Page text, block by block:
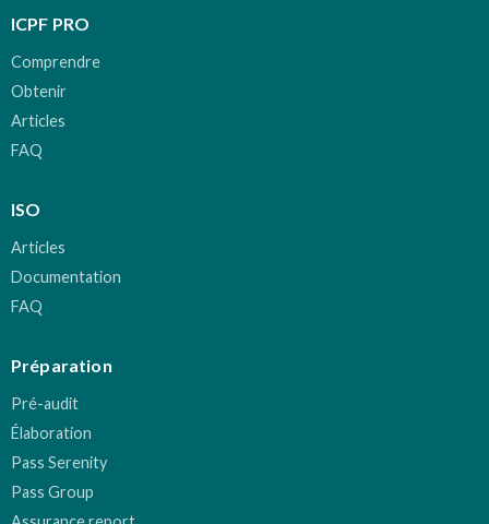
ICPF PRO
Comprendre
Obtenir
Articles
FAQ
ISO
Articles
Documentation
FAQ
Préparation
Pré-audit
Élaboration
Pass Serenity
Pass Group